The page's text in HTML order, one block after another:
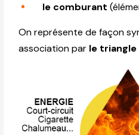
le comburant
On représente de façon
association par le